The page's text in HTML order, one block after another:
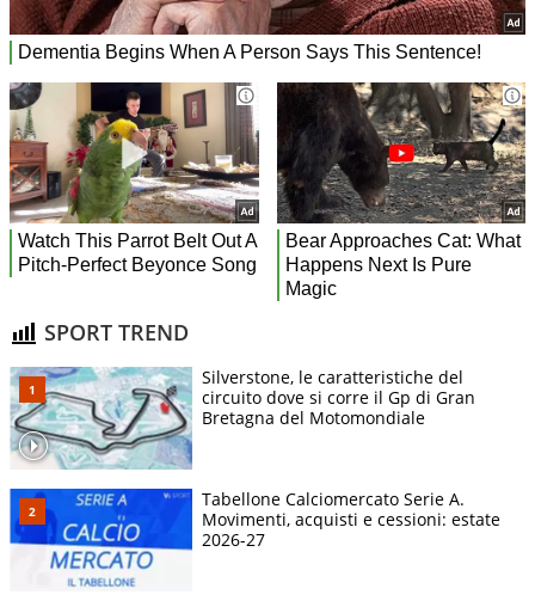
SPORT TREND
Silverstone, le caratteristiche del
circuito dove si corre il Gp di Gran
Bretagna del Motomondiale
Tabellone Calciomercato Serie A.
Movimenti, acquisti e cessioni: estate
2026-27